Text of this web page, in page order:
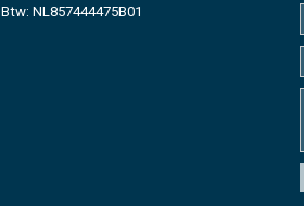
Btw: NL857444475B01